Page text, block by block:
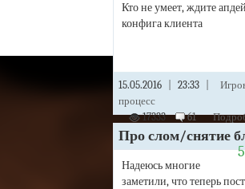
Кто не умеет, ждите
конфига клиента
15.05.2016 23:33
процесс
17333
61
Про слом/снятие
Надеюсь многие
заметили, что теперь